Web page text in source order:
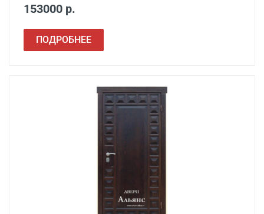
153000 р.
ПОДРОБНЕЕ